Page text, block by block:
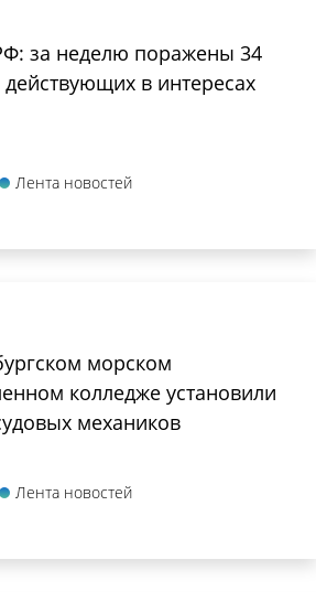
за неделю поражены 34
действующих в интересах
Лента новостей
морском
колледже установили
механиков
Лента новостей